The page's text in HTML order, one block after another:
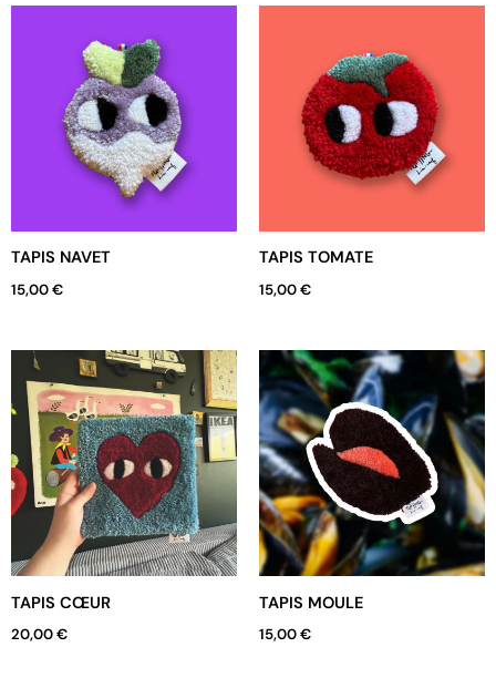
TAPIS NAVET
15,00€
TAPIS TOMATE
15,00€
TAPIS CŒUR
20,00€
TAPIS MOULE
15,00€